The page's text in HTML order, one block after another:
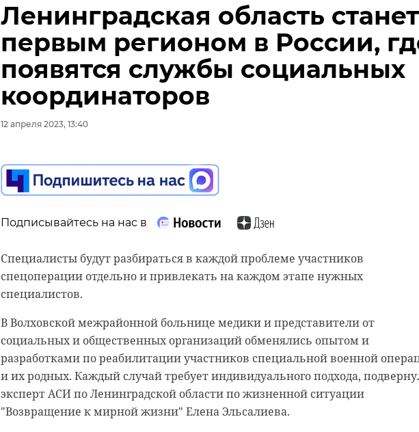
Ленинградская область станет
первым регионом в России,
появятся службы социальных
координаторов
12 апреля 2023, 13:40
Подписывайтесь на нас в
Специалисты будут разбираться в каждой проблеме участников
спецоперации отдельно и привлекать на каждом этапе нужных
специалистов.
В Волховской межрайонной больнице медики и представители от
социальных и общественных организаций обменялись опытом и
разработками по реабилитации участников специальной военной
и их родных. Каждый случай требует индивидуального подхода,
эксперт АСИ по Ленинградской области по жизненной ситуации
"Возвращение к мирной жизни" Елена Эльсалиева.